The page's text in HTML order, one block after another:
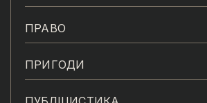
ПРАВО
ПРИГОДИ